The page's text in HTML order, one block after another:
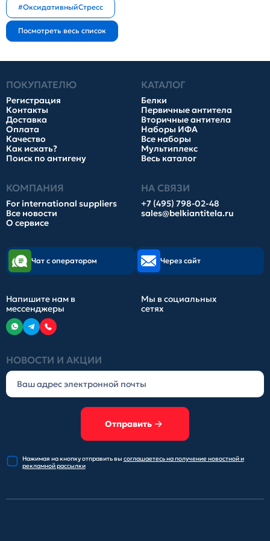
#ОксидативныйСтресс
ПОКУПАТЕЛЮ
Регистрация
Контакты
Доставка
Оплата
Качество
Как искать?
Поиск по антигену
КАТАЛОГ
Белки
Первичные антитела
Вторичные антитела
Наборы ИФА
Все наборы
Мультиплекс
Весь каталог
КОМПАНИЯ
For international suppliers
Все новости
О сервисе
НА СВЯЗИ
+7 (495) 798-02-48
sales@belkiantitela.ru
НОВОСТИ И АКЦИИ
Отправить
Нажимая на кнопку отправитьвы соглашаетесь на получениеновостной и
рекламной рассылки
Чат с оператором Через сайт
Напишите нам в
мессенджеры
Мы в социальных
сетях